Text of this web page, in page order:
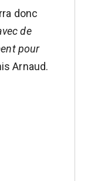
donc
de
pour
Arnaud.